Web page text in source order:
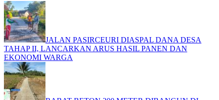
JALAN PASIRCEURI DIASPAL DANA DESA
TAHAP II, LANCARKAN ARUS HASIL PANEN DAN
EKONOMI WARGA